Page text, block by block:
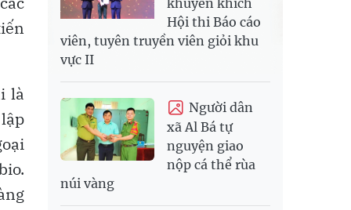
là
khuyến khích
Hội thi Báo cáo
viên, tuyên truyền viên giỏi khu
vực II
Người dân
xã Al Bá tự
nguyện giao
nộp cá thể rùa
núi vàng